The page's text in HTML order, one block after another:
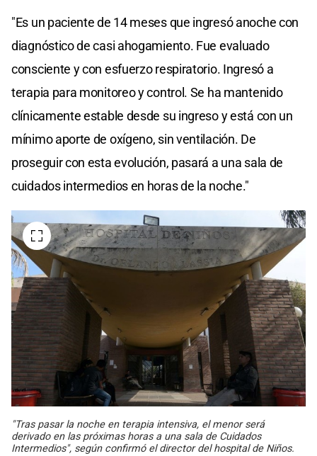
"Es un paciente de 14 meses que ingresó anoche con
diagnóstico de casi ahogamiento. Fue evaluado
consciente y con esfuerzo respiratorio. Ingresó a
terapia para monitoreo y control. Se ha mantenido
clínicamente estable desde su ingreso y está con un
mínimo aporte de oxígeno, sin ventilación. De
proseguir con esta evolución, pasará a una sala de
cuidados intermedios en horas de la noche."
"Tras pasar la noche en terapia intensiva, el menor será
derivado en las próximas horas a una sala de Cuidados
Intermedios", según confirmó el director del hospital de Niños.